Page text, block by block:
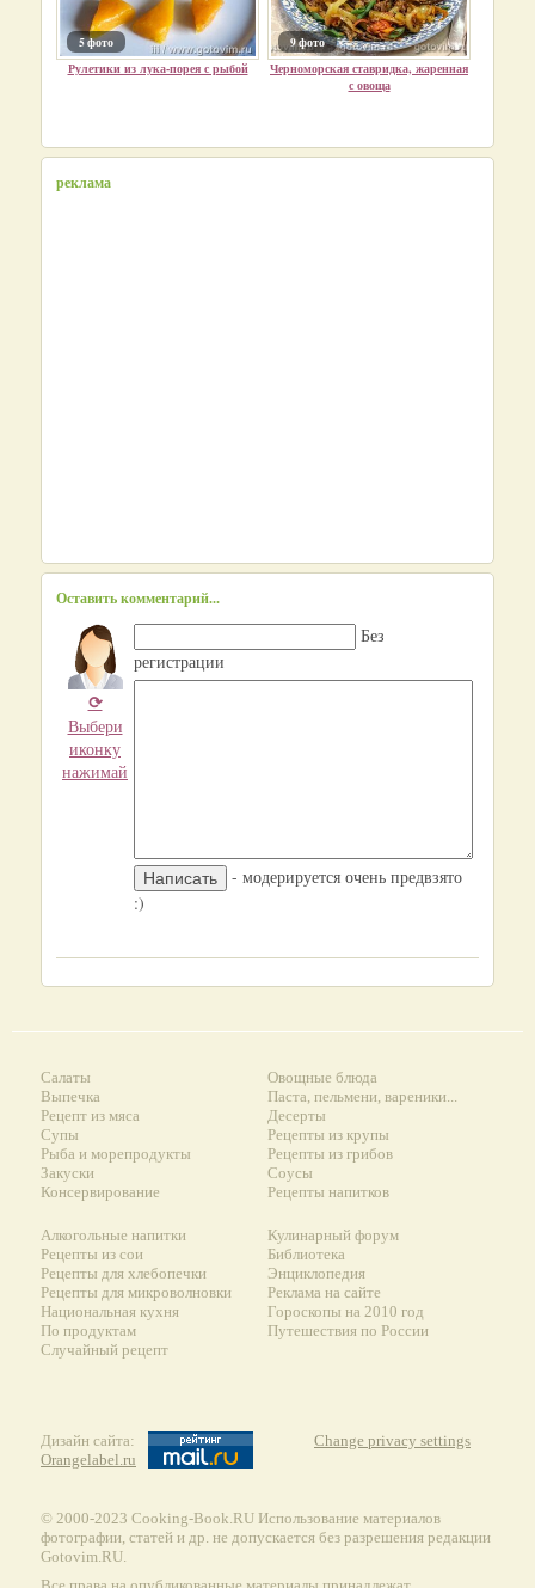
5 фото
Рулетики из лука-порея с рыбой
9 фото
Черноморская ставридка, жаренная
с овоща
реклама
Оставить комментарий...
⟳
Выбери
иконку
нажимай
Без
регистрации
- модерируется очень предвзято
:)
Салаты
Выпечка
Рецепт из мяса
Супы
Рыба и морепродукты
Закуски
Консервирование
Овощные блюда
Паста, пельмени, вареники...
Десерты
Рецепты из крупы
Рецепты из грибов
Соусы
Рецепты напитков
Алкогольные напитки
Рецепты из сои
Рецепты для хлебопечки
Рецепты для микроволновки
Национальная кухня
По продуктам
Случайный рецепт
Кулинарный форум
Библиотека
Энциклопедия
Реклама на сайте
Гороскопы на 2010 год
Путешествия по России
Дизайн сайта:
Orangelabel.ru
Change privacy settings
© 2000-2023 Сooking-Book.RU Использование материалов
фотографии, статей и др. не допускается без разрешения редакции
Gotovim.RU.